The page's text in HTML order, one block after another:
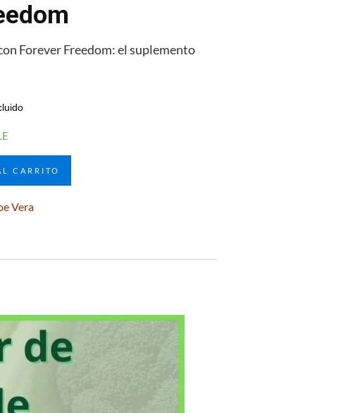
Forever Freedom: el suplemento
CARRITO
Vera